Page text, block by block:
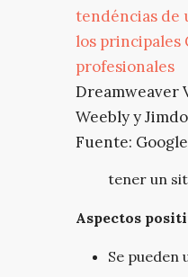
Dreamweaver
Weebly y
Fuente:
tener un
Aspectos
Se pueden